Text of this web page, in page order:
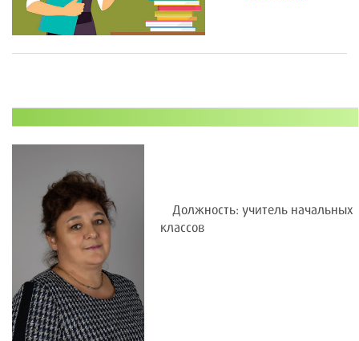
Должность: учитель начальных
классов